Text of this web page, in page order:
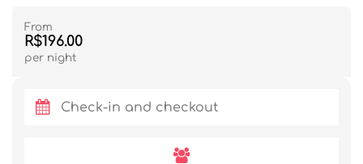
From
R$196.00
per night